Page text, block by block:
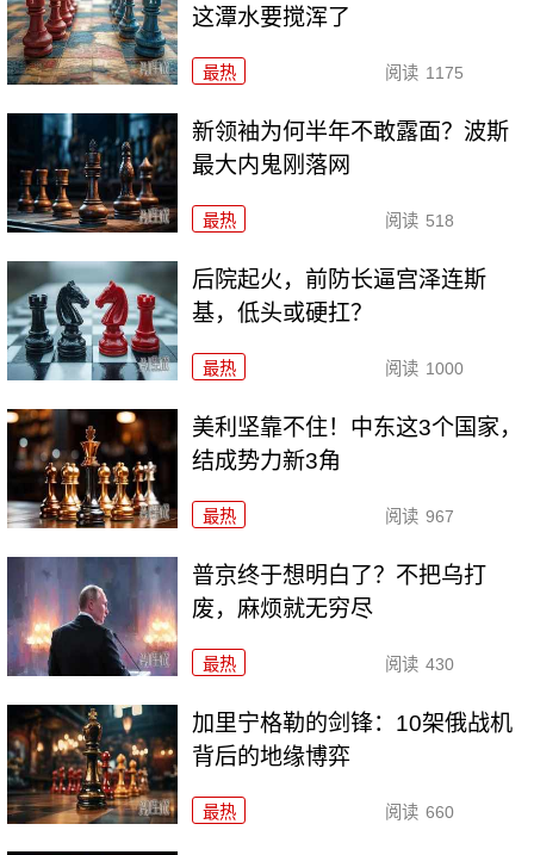
这潭水要搅浑了
最热 阅读 1175
新领袖为何半年不敢露面？波斯
最大内鬼刚落网
最热 阅读 518
后院起火，前防长逼宫泽连斯
基，低头或硬扛？
最热 阅读 1000
美利坚靠不住！中东这3个国家，
结成势力新3角
最热 阅读 967
普京终于想明白了？不把乌打
废，麻烦就无穷尽
最热 阅读 430
加里宁格勒的剑锋：10架俄战机
背后的地缘博弈
最热 阅读 660